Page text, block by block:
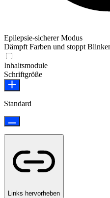
Epilepsie-sicherer Modus
Dämpft Farben und stoppt
Inhaltsmodule
Schriftgröße
Standard
Links hervorheben